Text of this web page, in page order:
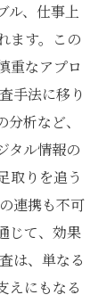
ル、仕事上
ます。この
重なアプロ
手法に移り
析など、
タル情報の
取りを追う
連携も不可
じて、効果
は、単なる
えにもなる